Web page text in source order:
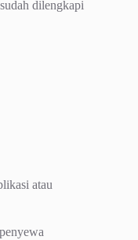
dilengkapi
atau